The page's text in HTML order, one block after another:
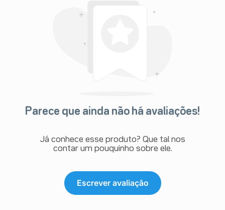
Parece que ainda não há avaliações!
Já conhece esse produto? Que tal nos
contar um pouquinho sobre ele.
Escrever avaliação